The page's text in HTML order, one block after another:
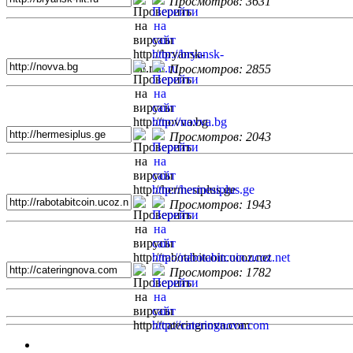
Просмотров: 2855
Просмотров: 2043
Просмотров: 1943
Просмотров: 1782